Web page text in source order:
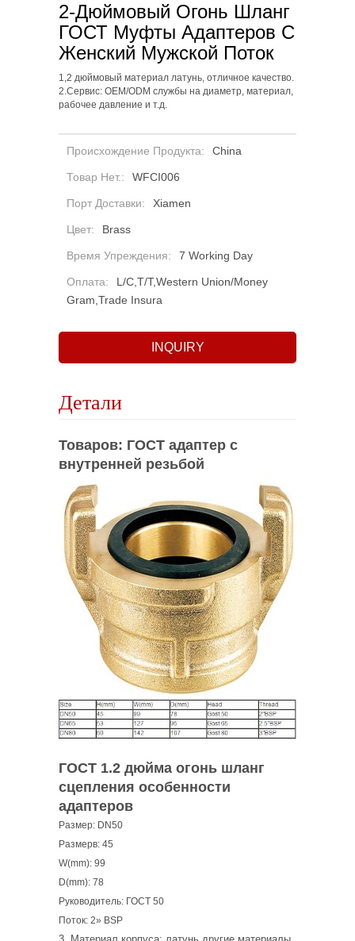
2-Дюймовый Огонь Шланг
ГОСТ Муфты Адаптеров С
Женский Мужской Поток
1,2 дюймовый материал латунь, отличное качество.
2.Сервис: OEM/ODM службы на диаметр, материал,
рабочее давление и т.д.
Происхождение Продукта: China
Товар Нет.: WFCI006
Порт Доставки: Xiamen
Цвет: Brass
Время Упреждения: 7 Working Day
Оплата:
L/C,T/T,Western Union/Money
Gram,Trade Insura
INQUIRY
Детали
Товаров: ГОСТ адаптер с
внутренней резьбой
ГОСТ 1.2 дюйма огонь шланг
сцепления особенности
адаптеров
Размер: DN50
Размерв: 45
W(mm): 99
D(mm): 78
Руководитель: ГОСТ 50
Поток: 2» BSP